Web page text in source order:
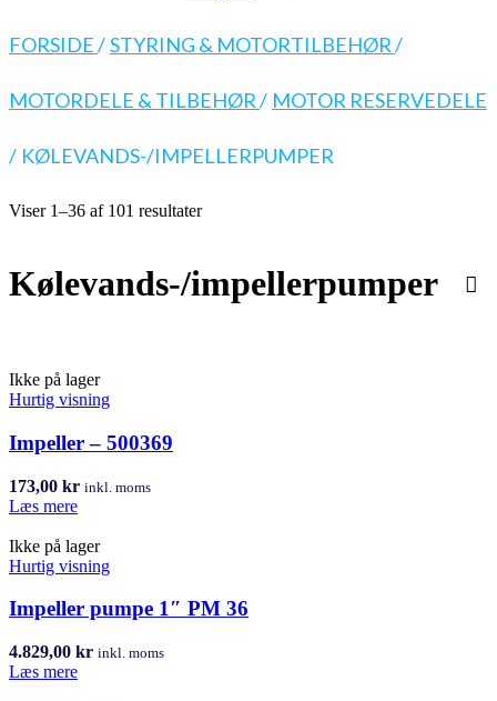
FORSIDE/STYRING & MOTORTILBEHØR/
MOTORDELE & TILBEHØR/ MOTOR RESERVEDELE
/ KØLEVANDS-/IMPELLERPUMPER
Viser 1–36 af 101 resultater
Kølevands-/impellerpumper
Ikke på lager
Hurtig visning
Impeller – 500369
173,00 kr inkl. moms
Læs mere
Ikke på lager
Hurtig visning
Impeller pumpe 1″ PM 36
4.829,00 kr inkl. moms
Læs mere